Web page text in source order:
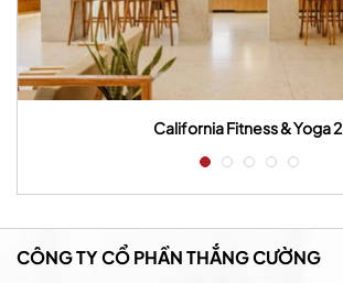
California Fitness & Yoga 2
CÔNG TY CỔ PHẦN THẮNG CƯỜNG